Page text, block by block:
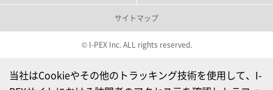
当社はCookieやその他のトラッキング技術を使用して、I-
サイトマップ
© I-PEX Inc. ALL rights reserved.